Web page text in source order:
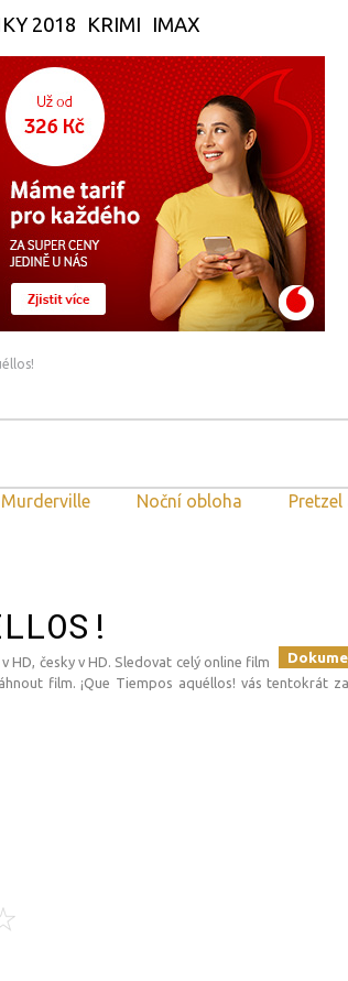
2018 KRIMI IMAX
Murderville Noční obloha
Pretzel
HD, česky v HD. Sledovat celý online film
film. ¡Que Tiempos aquéllos! vás tentokrát